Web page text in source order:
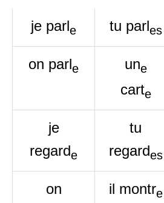
je parle tu parles
on parle une
carte
je
regarde
tu
regardes
on
il montre